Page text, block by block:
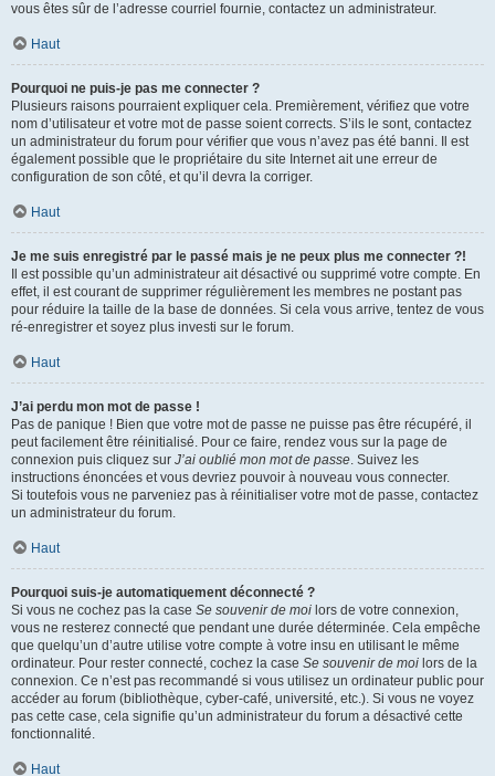
vous êtes sûr de l’adresse courriel fournie, contactez un administrateur.
Haut
Pourquoi ne puis-je pas me connecter ?
Plusieurs raisons pourraient expliquer cela. Premièrement, vérifiez que votre
nom d’utilisateur et votre mot de passe soient corrects. S’ils le sont, contactez
un administrateur du forum pour vérifier que vous n’avez pas été banni. Il est
également possible que le propriétaire du site Internet ait une erreur de
configuration de son côté, et qu’il devra la corriger.
Haut
Je me suis enregistré par le passé mais je ne peux plus me connecter ?!
Il est possible qu’un administrateur ait désactivé ou supprimé votre compte. En
effet, il est courant de supprimer régulièrement les membres ne postant pas
pour réduire la taille de la base de données. Si cela vous arrive, tentez de vous
ré-enregistrer et soyez plus investi sur le forum.
Haut
J’ai perdu mon mot de passe !
Pas de panique ! Bien que votre mot de passe ne puisse pas être récupéré, il
peut facilement être réinitialisé. Pour ce faire, rendez vous sur la page de
connexion puis cliquez sur J’ai oublié mon mot de passe. Suivez les
instructions énoncées et vous devriez pouvoir à nouveau vous connecter.
Si toutefois vous ne parveniez pas à réinitialiser votre mot de passe, contactez
un administrateur du forum.
Haut
Pourquoi suis-je automatiquement déconnecté ?
Si vous ne cochez pas la case Se souvenir de moi lors de votre connexion,
vous ne resterez connecté que pendant une durée déterminée. Cela empêche
que quelqu’un d’autre utilise votre compte à votre insu en utilisant le même
ordinateur. Pour rester connecté, cochez la case Se souvenir de moi lors de la
connexion. Ce n’est pas recommandé si vous utilisez un ordinateur public pour
accéder au forum (bibliothèque, cyber-café, université, etc.). Si vous ne voyez
pas cette case, cela signifie qu’un administrateur du forum a désactivé cette
fonctionnalité.
Haut